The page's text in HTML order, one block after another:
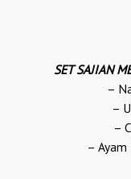
SET SAJIAN
–
–
–
–